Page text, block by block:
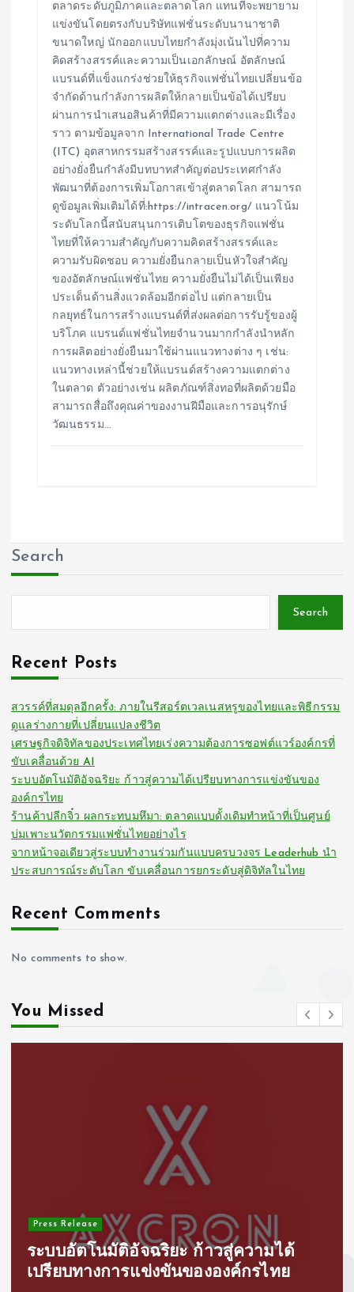
ตลาดระดับภูมิภาคและตลาดโลก แทนที่จะพยายาม
แข่งขันโดยตรงกับบริษัทแฟชั่นระดับนานาชาติ
ขนาดใหญ่ นักออกแบบไทยกำลังมุ่งเน้นไปที่ความ
คิดสร้างสรรค์และความเป็นเอกลักษณ์ อัตลักษณ์
แบรนด์ที่แข็งแกร่งช่วยให้ธุรกิจแฟชั่นไทยเปลี่ยนข้อ
จำกัดด้านกำลังการผลิตให้กลายเป็นข้อได้เปรียบ
ผ่านการนำเสนอสินค้าที่มีความแตกต่างและมีเรื่อง
ราว ตามข้อมูลจาก International Trade Centre
(ITC) อุตสาหกรรมสร้างสรรค์และรูปแบบการผลิต
อย่างยั่งยืนกำลังมีบทบาทสำคัญต่อประเทศกำลัง
พัฒนาที่ต้องการเพิ่มโอกาสเข้าสู่ตลาดโลก สามารถ
ดูข้อมูลเพิ่มเติมได้ที่:https://intracen.org/ แนวโน้ม
ระดับโลกนี้สนับสนุนการเติบโตของธุรกิจแฟชั่น
ไทยที่ให้ความสำคัญกับความคิดสร้างสรรค์และ
ความรับผิดชอบ ความยั่งยืนกลายเป็นหัวใจสำคัญ
ของอัตลักษณ์แฟชั่นไทย ความยั่งยืนไม่ได้เป็นเพียง
ประเด็นด้านสิ่งแวดล้อมอีกต่อไป แต่กลายเป็น
กลยุทธ์ในการสร้างแบรนด์ที่ส่งผลต่อการรับรู้ของผู้
บริโภค แบรนด์แฟชั่นไทยจำนวนมากกำลังนำหลัก
การผลิตอย่างยั่งยืนมาใช้ผ่านแนวทางต่าง ๆ เช่น:
แนวทางเหล่านี้ช่วยให้แบรนด์สร้างความแตกต่าง
ในตลาด ตัวอย่างเช่น ผลิตภัณฑ์สิ่งทอที่ผลิตด้วยมือ
สามารถสื่อถึงคุณค่าของงานฝีมือและการอนุรักษ์
วัฒนธรรม…
Search
Search
Recent Posts
สวรรค์ที่สมดุลอีกครั้ง: ภายในรีสอร์ตเวลเนสหรูของไทยและพิธีกรรม
ดูแลร่างกายที่เปลี่ยนแปลงชีวิต
เศรษฐกิจดิจิทัลของประเทศไทยเร่งความต้องการซอฟต์แวร์องค์กรที่
ขับเคลื่อนด้วย AI
ระบบอัตโนมัติอัจฉริยะ ก้าวสู่ความได้เปรียบทางการแข่งขันของ
องค์กรไทย
ร้านค้าปลีกจิ๋ว ผลกระทบมหึมา: ตลาดแบบดั้งเดิมทำหน้าที่เป็นศูนย์
บ่มเพาะนวัตกรรมแฟชั่นไทยอย่างไร
จากหน้าจอเดียวสู่ระบบทำงานร่วมกันแบบครบวงจร Leaderhub นำ
ประสบการณ์ระดับโลก ขับเคลื่อนการยกระดับสู่ดิจิทัลในไทย
Recent Comments
No comments to show.
You Missed
Press Release
ระบบอัตโนมัติอัจฉริยะ ก้าวสู่ความได้
เปรียบทางการแข่งขันขององค์กรไทย